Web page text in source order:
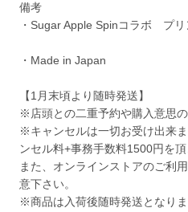
備考
・Sugar Apple Spinコラボ プリ
・Made in Japan
【1月末頃より随時発送】
※店頭との二重予約や購入意思
※キャンセルは一切お受け出来
ンセル料+事務手数料1500円を頂
また、オンラインストアのご利
意下さい。
※商品は入荷後随時発送となりま